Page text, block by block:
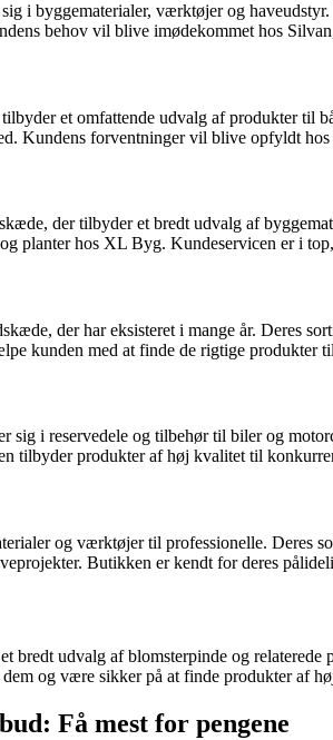
i byggematerialer, værktøjer og
behov vil blive imødekommet hos
et omfattende udvalg af produkter til
Kundens forventninger vil blive opfyldt
der tilbyder et bredt udvalg af
planter hos XL Byg. Kundeservicen er i
der har eksisteret i mange år. Deres
kunden med at finde de rigtige produkter
sig i reservedele og tilbehør til biler og
tilbyder produkter af høj kvalitet til
og værktøjer til professionelle. Deres
Butikken er kendt for deres
udvalg af blomsterpinde og
og være sikker på at finde produkter af
Få mest for pengene